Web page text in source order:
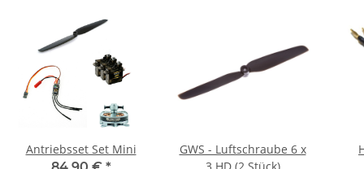
Antriebsset Set Mini
GWS - Luftschraube 6 x